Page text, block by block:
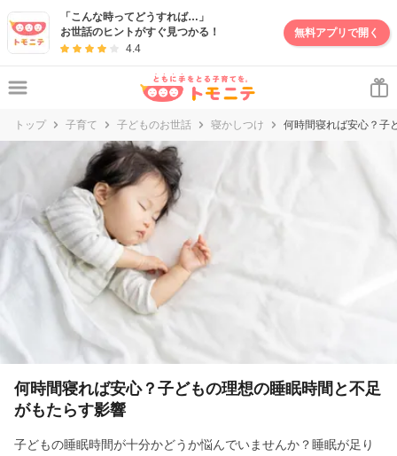
「こんな時ってどうすれば…」
お世話のヒントがすぐ見つかる！
4.4
無料アプリで開く
トップ 子育て 子どものお世話 寝かしつけ 何時間寝れば安心？子
何時間寝れば安心？子どもの理想の睡眠時間と不足
がもたらす影響
子どもの睡眠時間が十分かどうか悩んでいませんか？睡眠が足り
妊娠・出産・子育て情報サイト | トモニテ